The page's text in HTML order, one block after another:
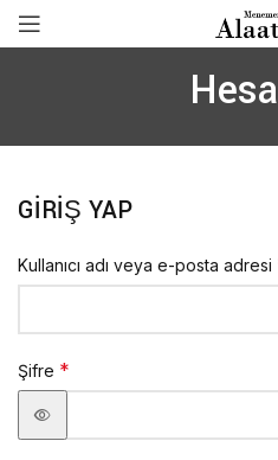
GIRIŞ YAP
Kullanıcı adı veya e-posta adresi
Şifre *